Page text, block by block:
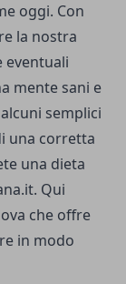
oggi. Con
la nostra
eventuali
mente sani e
semplici
una corretta
una dieta
Qui
che offre
in modo